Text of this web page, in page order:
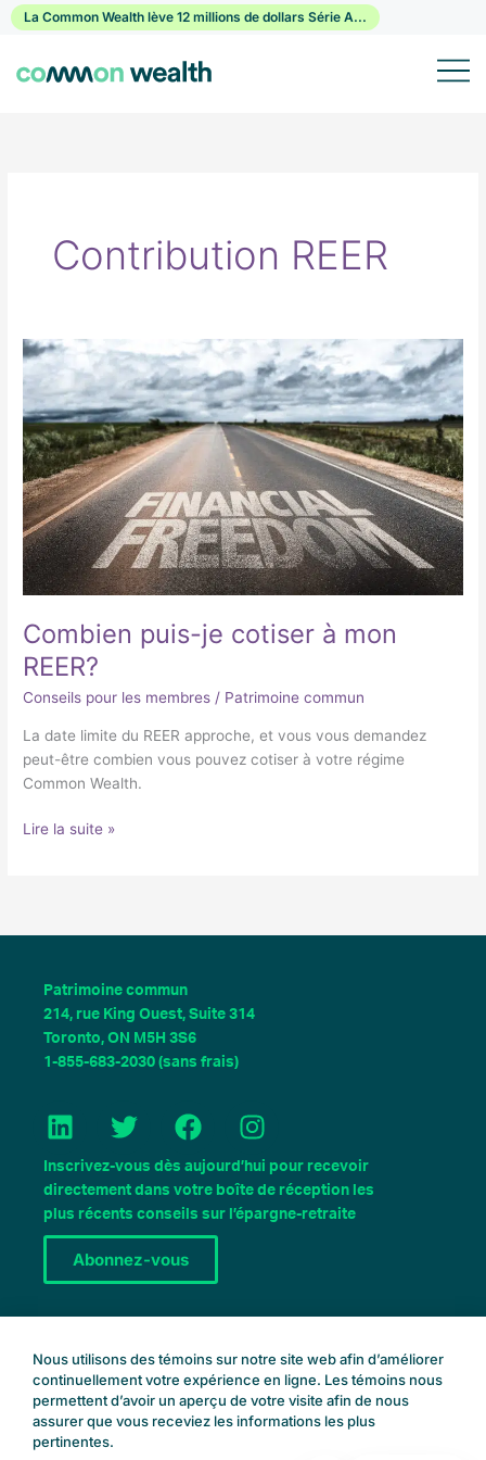
PasserLa Common Wealth lève 12 millions de dollars Série A...
Contribution REER
Combien puis-je cotiser à mon
REER?
Conseils pour les membres / Patrimoine commun
La date limite du REER approche, et vous vous demandez
peut-être combien vous pouvez cotiser à votre régime
Common Wealth.
Combien
puis-
cotiser
à
mon
REER?
Lire la suite »
Patrimoine commun
214, rue King Ouest, Suite 314
Toronto, ON M5H 3S6
1-855-683-2030 (sans frais)
L
i
n
k
e
d
I
T
w
i
t
t
e
r
F
a
c
e
b
o
o
I
n
s
t
a
Inscrivez-vous dès aujourd’hui pour recevoir
directement dans votre boîte de réception les
plus récents conseils sur l’épargne-retraite
Abonnez-vous
Nous utilisons des témoins sur notre site web afin d’améliorer
continuellement votre expérience en ligne. Les témoins nous
permettent d’avoir un aperçu de votre visite afin de nous
assurer que vous receviez les informations les plus
pertinentes.